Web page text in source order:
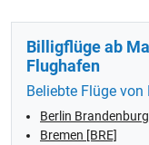
Billigflüge ab
Flughafen
Beliebte Flüge
Berlin Brandenburg
Bremen [BRE]